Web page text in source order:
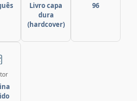
Livro capa
dura
(hardcover)
96